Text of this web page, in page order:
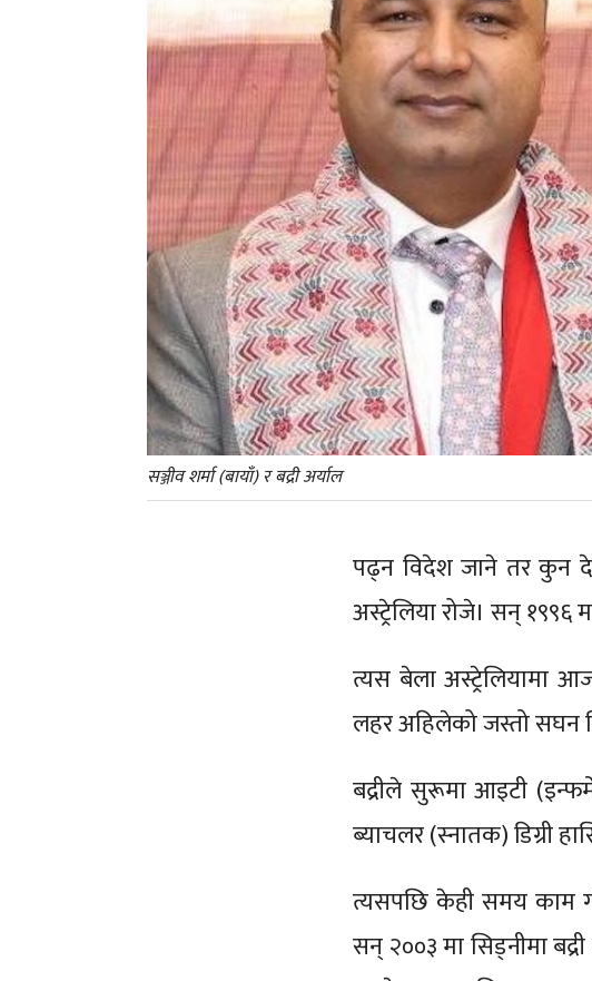
सञ्जीव शर्मा (बायाँ) र बद्री अर्याल
पढ्न विदेश जाने तर कुन
अस्ट्रेलिया रोजे। सन् १९९६
त्यस बेला अस्ट्रेलियामा
लहर अहिलेको जस्तो सघन
बद्रीले सुरूमा आइटी
ब्याचलर (स्नातक) डिग्री
त्यसपछि केही समय काम
सन् २००३ मा सिड्नीमा